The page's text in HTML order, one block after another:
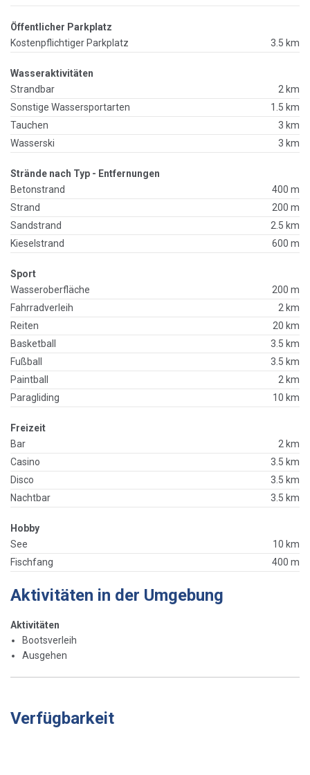
Öffentlicher Parkplatz
Kostenpflichtiger Parkplatz
3.5 km
Wasseraktivitäten
Strandbar
2 km
Sonstige Wassersportarten
1.5 km
Tauchen
3 km
Wasserski
3 km
Strände nach Typ - Entfernungen
Betonstrand
400 m
Strand
200 m
Sandstrand
2.5 km
Kieselstrand
600 m
Sport
Wasseroberfläche
200 m
Fahrradverleih
2 km
Reiten
20 km
Basketball
3.5 km
Fußball
3.5 km
Paintball
2 km
Paragliding
10 km
Freizeit
Bar
2 km
Casino
3.5 km
Disco
3.5 km
Nachtbar
3.5 km
Hobby
See
10 km
Fischfang
400 m
Aktivitäten in der Umgebung
Aktivitäten
Bootsverleih
Ausgehen
Verfügbarkeit